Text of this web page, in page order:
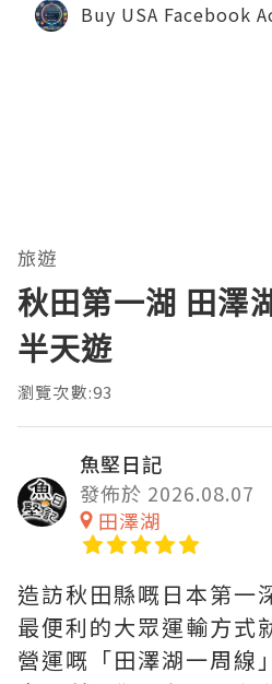
Buy USA Facebook
旅遊
秋田第一湖 田澤
半天遊
瀏覽次數:93
魚堅日記
發佈於 2026.08.07
田澤湖
造訪秋田縣嘅日本第一
最便利的大眾運輸方式
營運嘅「田澤湖一周線